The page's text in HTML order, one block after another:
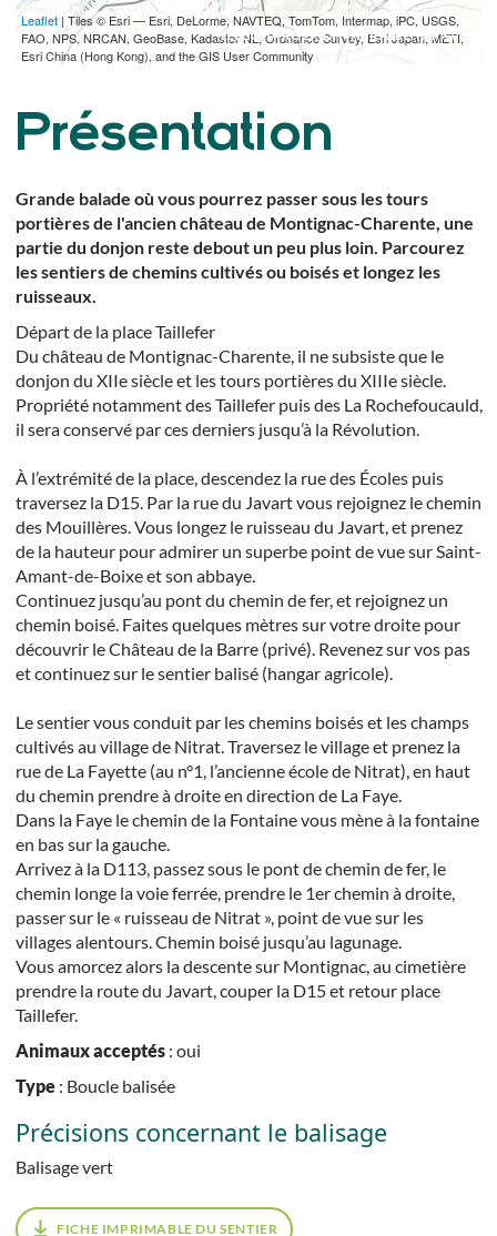
Leaflet| Tiles © Esri — Esri, DeLorme, NAVTEQ, TomTom, Intermap, iPC, USGS,
FAO, NPS, NRCAN, GeoBase, Kadaster NL, Ordnance Survey, Esri Japan, METI,
Esri China (Hong Kong), and the GIS User Community
TÉLÉCHARGER L'ITINÉRAIRE (GPX)
Présentation
Grande balade où vous pourrez passer sous les tours
portières de l'ancien château de Montignac-Charente, une
partie du donjon reste debout un peu plus loin. Parcourez
les sentiers de chemins cultivés ou boisés et longez les
ruisseaux.
Départ de la place Taillefer
Du château de Montignac-Charente, il ne subsiste que le
donjon du XIIe siècle et les tours portières du XIIIe siècle.
Propriété notamment des Taillefer puis des La Rochefoucauld,
il sera conservé par ces derniers jusqu’à la Révolution.
À l’extrémité de la place, descendez la rue des Écoles puis
traversez la D15. Par la rue du Javart vous rejoignez le chemin
des Mouillères. Vous longez le ruisseau du Javart, et prenez
de la hauteur pour admirer un superbe point de vue sur Saint-
Amant-de-Boixe et son abbaye.
Continuez jusqu’au pont du chemin de fer, et rejoignez un
chemin boisé. Faites quelques mètres sur votre droite pour
découvrir le Château de la Barre (privé). Revenez sur vos pas
et continuez sur le sentier balisé (hangar agricole).
Le sentier vous conduit par les chemins boisés et les champs
cultivés au village de Nitrat. Traversez le village et prenez la
rue de La Fayette (au n°1, l’ancienne école de Nitrat), en haut
du chemin prendre à droite en direction de La Faye.
Dans la Faye le chemin de la Fontaine vous mène à la fontaine
en bas sur la gauche.
Arrivez à la D113, passez sous le pont de chemin de fer, le
chemin longe la voie ferrée, prendre le 1er chemin à droite,
passer sur le « ruisseau de Nitrat », point de vue sur les
villages alentours. Chemin boisé jusqu’au lagunage.
Vous amorcez alors la descente sur Montignac, au cimetière
prendre la route du Javart, couper la D15 et retour place
Taillefer.
Animaux acceptés: oui
Type: Boucle balisée
Précisions concernant le balisage
Balisage vert
FICHE IMPRIMABLE DU SENTIER